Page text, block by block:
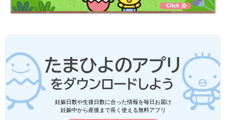
妊娠日数や生後日数に合った情報を毎日お届け
妊娠中から産後まで長く使える無料アプリ